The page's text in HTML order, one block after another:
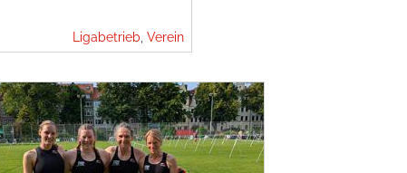
Ligabetrieb Verein